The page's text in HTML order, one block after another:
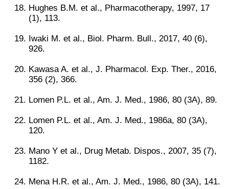
Hughes B.M. et al., Pharmacotherapy, 1997, 17
(1), 113.
Iwaki M. et al., Biol. Pharm. Bull., 2017, 40 (6),
926.
Kawasa A. et al., J. Pharmacol. Exp. Ther., 2016,
356 (2), 366.
Lomen P.L. et al., Am. J. Med., 1986, 80 (3A), 89.
Lomen P.L. et al., Am. J. Med., 1986a, 80 (3A),
120.
Mano Y et al., Drug Metab. Dispos., 2007, 35 (7),
1182.
Mena H.R. et al., Am. J. Med., 1986, 80 (3A), 141.